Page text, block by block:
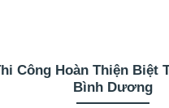
Công Hoàn Thiện Biệt
Bình Dương